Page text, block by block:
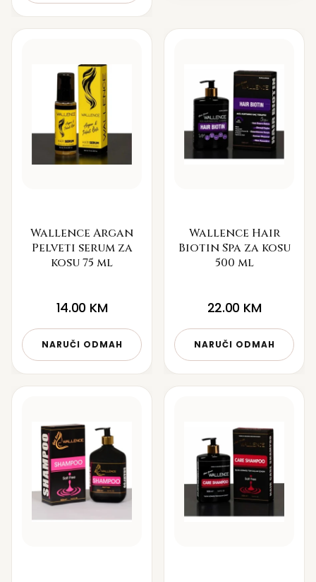
Wallence Argan
Pelveti serum za
kosu 75 ml
14.00 KM
NARUČI ODMAH
Wallence Hair
Biotin Spa za kosu
500 ml
22.00 KM
NARUČI ODMAH